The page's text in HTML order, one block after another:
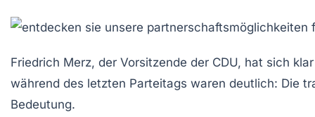
Friedrich Merz, der Vorsitzende der CDU, hat sich
während des letzten Parteitags waren deutlich: Die
Bedeutung.